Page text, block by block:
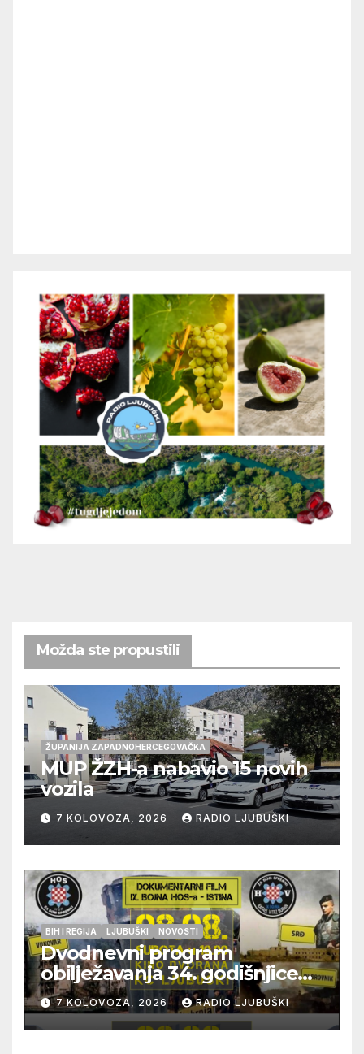
Možda ste propustili
ŽUPANIJA ZAPADNOHERCEGOVAČKA
MUP ŽZH-a nabavio 15 novih
vozila
7 KOLOVOZA, 2026 RADIO LJUBUŠKI
BIH I REGIJA LJUBUŠKI NOVOSTI
Dvodnevni program
obilježavanja 34. godišnjice
pogibije generala Blaža
Kraljevića i osmorice
pripadnika HOS-a
7 KOLOVOZA, 2026 RADIO LJUBUŠKI